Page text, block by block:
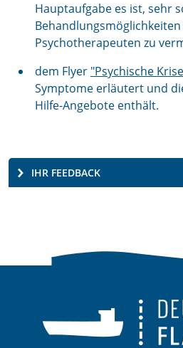
Hauptaufgabe es ist, sehr
Psychotherapeuten zu
dem Flyer "Psychische
Symptome erläutert und
Hilfe-Angebote enthält.
IHR FEEDBACK